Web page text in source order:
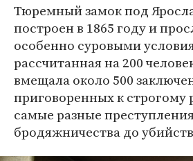
Тюремный замок под
построен в 1865 году и
особенно суровыми
рассчитанная на 200
вмещала около 500
приговоренных к строгому
самые разные
бродяжничества до